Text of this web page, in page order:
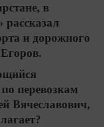
в
и дорожного
перевозкам
Вячеславович,